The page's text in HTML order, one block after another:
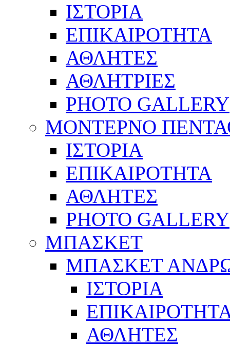
ΙΣΤΟΡΙΑ
ΕΠΙΚΑΙΡΟΤΗΤΑ
ΑΘΛΗΤΕΣ
ΑΘΛΗΤΡΙΕΣ
PHOTO GALLERY
ΜΟΝΤΕΡΝΟ
ΙΣΤΟΡΙΑ
ΕΠΙΚΑΙΡΟΤΗΤΑ
ΑΘΛΗΤΕΣ
PHOTO GALLERY
ΜΠΑΣΚΕΤ
ΜΠΑΣΚΕΤ
ΙΣΤΟΡΙΑ
ΑΘΛΗΤΕΣ